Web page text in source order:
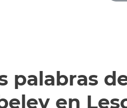
palabras
en